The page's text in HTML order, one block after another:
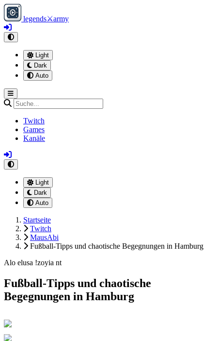
legends⚔army
Light
Dark
Auto
Twitch
Games
Kanäle
Light
Dark
Auto
Startseite
Twitch
MausAbi
Fußball-Tipps und chaotische Begegnungen in Hamburg
Alo elusa !zoyia nt
Fußball-Tipps und chaotische
Begegnungen in Hamburg